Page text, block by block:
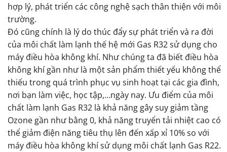
hợp lý, phát triển các công nghệ sạch thân thiện với môi
trường.
Đó cũng chính là lý do thúc đẩy sự phát triển và ra đời
của môi chất làm lạnh thế hệ mới Gas R32 sử dụng cho
máy điều hòa không khí. Như chúng ta đã biết điều hòa
không khí gần như là một sản phẩm thiết yếu không thể
thiếu trong quá trình phục vụ sinh hoạt tại các gia đình,
nơi bạn làm việc, học tập,…ngày nay. Ưu điểm của môi
chất làm lạnh Gas R32 là khả năng gây suy giảm tầng
Ozone gần như bằng 0, khả năng truyển tải nhiệt cao có
thể giảm điện năng tiêu thụ lên đến xấp xỉ 10% so với
máy điều hòa không khí sử dụng môi chất lạnh Gas R22.